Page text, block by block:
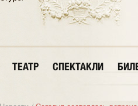
ТЕАТР СПЕКТАКЛИ